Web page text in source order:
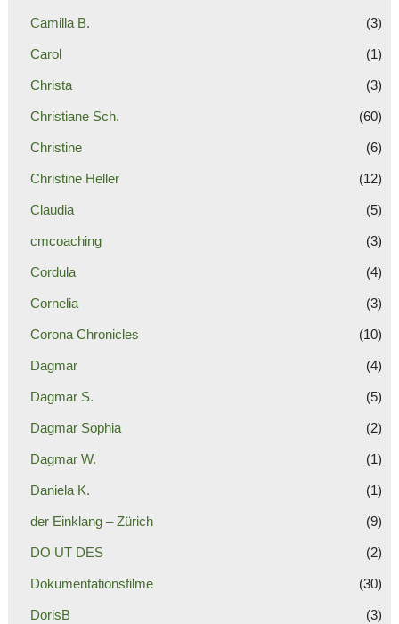
Camilla B. (3)
Carol (1)
Christa (3)
Christiane Sch. (60)
Christine (6)
Christine Heller (12)
Claudia (5)
cmcoaching (3)
Cordula (4)
Cornelia (3)
Corona Chronicles (10)
Dagmar (4)
Dagmar S. (5)
Dagmar Sophia (2)
Dagmar W. (1)
Daniela K. (1)
der Einklang – Zürich (9)
DO UT DES (2)
Dokumentationsfilme (30)
DorisB (3)